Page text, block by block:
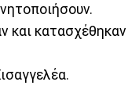
και